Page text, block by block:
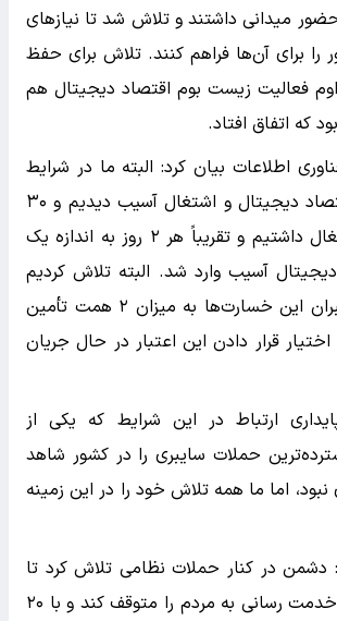
میدانی داشتند و تلاش شد تا نیازهای
برای آن‌ها فراهم کنند. تلاش برای حفظ
فعالیت زیست بوم اقتصاد دیجیتال هم
که اتفاق افتاد.
اطلاعات بیان کرد: البته ما در شرایط
جنگ در بحث اقتصاد دیجیتال و اشتغال آسیب دیدیم و ۳۰
درصد کاهش اشتغال داشتیم و تقریباً هر ۲ روز به اندازه یک
آسیب وارد شد. البته تلاش کردیم
منابعی را برای جبران این خسارت‌ها به میزان ۲ همت تأمین
اختیار قرار دادن این اعتبار در حال جریان
ارتباط در این شرایط که یکی از
حملات سایبری را در کشور شاهد
نبود، اما ما همه تلاش خود را در این زمینه
دشمن در کنار حملات نظامی تلاش کرد تا
خدمات برخط در خدمت رسانی به مردم را متوقف کند و با ۲۰